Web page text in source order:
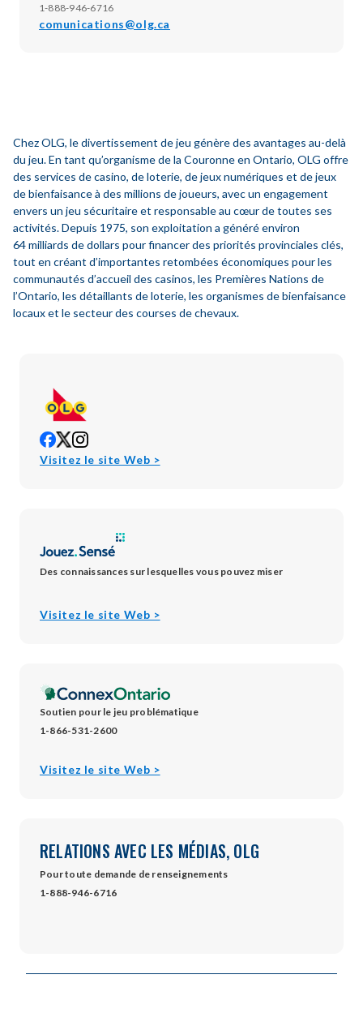
1-888-946-6716
comunications@olg.ca
Chez OLG, le divertissement de jeu génère des avantages au-delà
du jeu. En tant qu’organisme de la Couronne en Ontario, OLG offre
des services de casino, de loterie, de jeux numériques et de jeux
de bienfaisance à des millions de joueurs, avec un engagement
envers un jeu sécuritaire et responsable au cœur de toutes ses
activités. Depuis 1975, son exploitation a généré environ
64 milliards de dollars pour financer des priorités provinciales clés,
tout en créant d’importantes retombées économiques pour les
communautés d’accueil des casinos, les Premières Nations de
l’Ontario, les détaillants de loterie, les organismes de bienfaisance
locaux et le secteur des courses de chevaux.
opens
in
opens
in
opens
in
Visitez le site Web >opens
Des connaissances sur lesquelles vous pouvez miser
Visitez le site Web >opens
Soutien pour le jeu problématique
1-866-531-2600
Visitez le site Web >opens
RELATIONS AVEC LES MÉDIAS, OLG
Pour toute demande de renseignements
1-888-946-6716